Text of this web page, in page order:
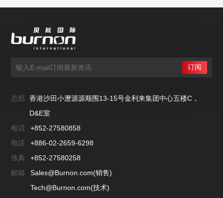
总部
香港沙田小瀝源源顺围13-15号金利来集团中心五楼C，
D&E室
电话
+852-27580858
电话
+886-02-2659-6298
传真
+852-27580258
邮箱
Sales@Burnon.com(销售)
Tech@Burnon.com(技术)